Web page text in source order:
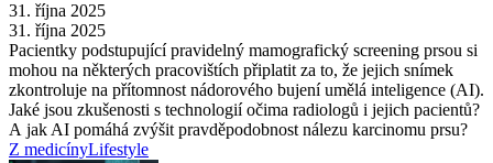
31. října 2025
31. října 2025
Pacientky podstupující pravidelný mamografický screening prsou si
mohou na některých pracovištích připlatit za to, že jejich snímek
zkontroluje na přítomnost nádorového bujení umělá inteligence (AI).
Jaké jsou zkušenosti s technologií očima radiologů i jejich pacientů?
A jak AI pomáhá zvýšit pravděpodobnost nálezu karcinomu prsu?
Z medicínyLifestyle